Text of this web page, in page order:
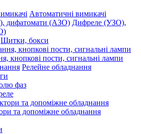
Автоматичні вимикачі
Дифреле (УЗО),
Щитки, бокси
кнопкові пости, сигнальні лампи
Релейне обладнання
фаз
та допоміжне обладнання